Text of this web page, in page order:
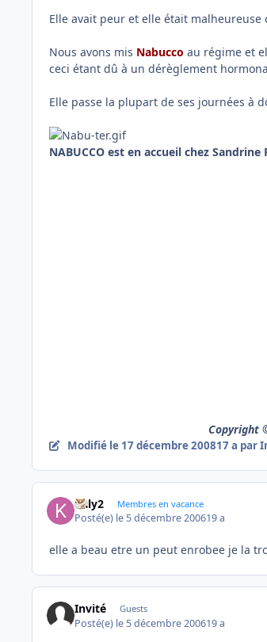
Elle avait peur et elle était
Nous avons mis Nabucco au régime et
ceci étant dû à un dérèglement
Elle passe la plupart de ses journées à
NABUCCO est en accueil chez Sandrine
Copyright
Modifié le 17 décembre 200817 a par
kaly2 Membres en vacance
Posté(e) le 5 décembre 200619 a
elle a beau etre un peut enrobee je la
Invité Guests
Posté(e) le 5 décembre 200619 a